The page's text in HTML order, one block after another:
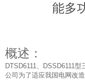
能多
概述：
DTSD6111、DSSD6111
公司为了适应我国电网改